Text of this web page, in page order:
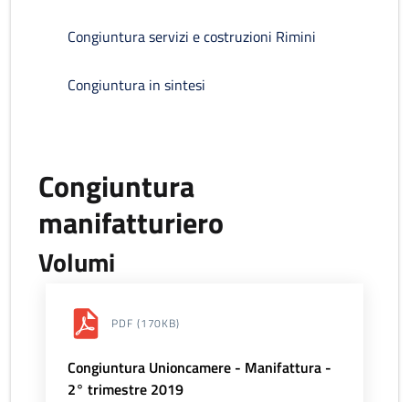
Congiuntura servizi e costruzioni Rimini
Congiuntura in sintesi
Congiuntura
manifatturiero
Volumi
PDF (170KB)
Congiuntura Unioncamere - Manifattura -
2° trimestre 2019